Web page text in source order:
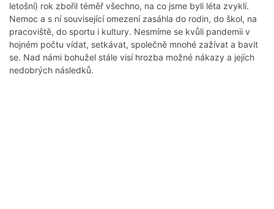
letošní) rok zbořil téměř všechno, na co jsme byli léta zvyklí.
Nemoc a s ní související omezení zasáhla do rodin, do škol, na
pracoviště, do sportu i kultury. Nesmíme se kvůli pandemii v
hojném počtu vídat, setkávat, společně mnohé zažívat a bavit
se. Nad námi bohužel stále visí hrozba možné nákazy a jejích
nedobrých následků.